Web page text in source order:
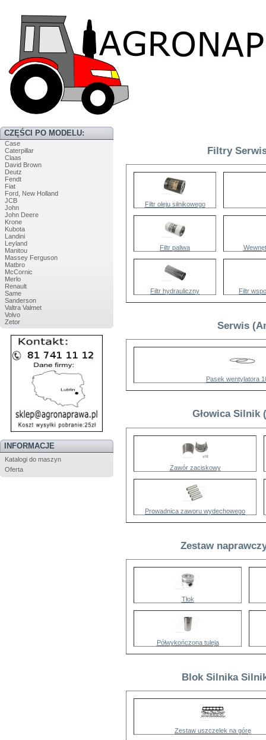
CZĘŚCI PO MODELU:
Case
Caterpillar
Claas
David Brown
Deutz
Fendt
Fiat
Ford, New Holland
JCB
John
John Deere
Krone
Kubota
Landini
Leyland
Manitou
Massey Ferguson
Matbro
McCornic
Merlo
Renault
Same
Sanderson
Valtra Valmet
Volvo
Zetor
INFORMACJE
Katalogi do maszyn
Oferta
Filtry
Filtr oleju silnikowego
Filtr paliwa
Filtr hydrauliczny Filtr
Serwis
Pasek wentylatora
Głowica Silnik
Zawór zaciskowy
Prowadnica zaworu wydechowego
Zestaw
Tłok
Półwykończona tuleja
Blok Silnika
Zestaw uszczelek na górę